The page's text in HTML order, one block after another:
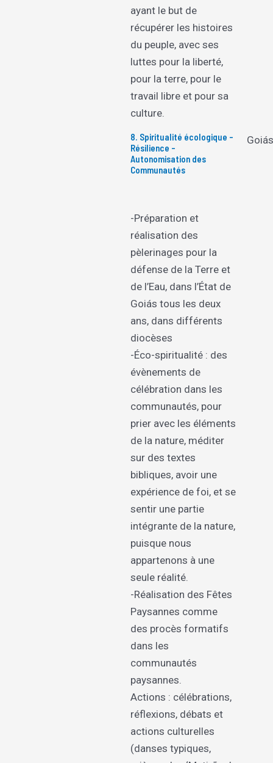
ayant le but de
récupérer les histoires
du peuple, avec ses
luttes pour la liberté,
pour la terre, pour le
travail libre et pour sa
culture.
8. Spiritualité écologique -
Résilience -
Autonomisation des
Communautés
-Préparation et
réalisation des
pèlerinages pour la
défense de la Terre et
de l’Eau, dans l’État de
Goiás tous les deux
ans, dans différents
diocèses
-Éco-spiritualité : des
évènements de
célébration dans les
communautés, pour
prier avec les éléments
de la nature, méditer
sur des textes
bibliques, avoir une
expérience de foi, et se
sentir une partie
intégrante de la nature,
puisque nous
appartenons à une
seule réalité.
-Réalisation des Fêtes
Paysannes comme
des procès formatifs
dans les
communautés
paysannes.
Actions : célébrations,
réflexions, débats et
actions culturelles
(danses typiques,
Goiás